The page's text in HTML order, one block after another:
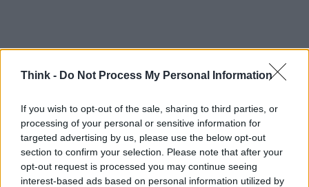
Think - Do Not Process My Personal Information
If you wish to opt-out of the sale, sharing to third parties, or
processing of your personal or sensitive information for
targeted advertising by us, please use the below opt-out
section to confirm your selection. Please note that after your
opt-out request is processed you may continue seeing
interest-based ads based on personal information utilized by